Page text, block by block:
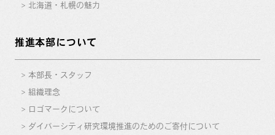
北海道・札幌の魅力
推進本部について
本部長・スタッフ
組織理念
ロゴマークについて
ダイバーシティ研究環境推進のためのご寄付について